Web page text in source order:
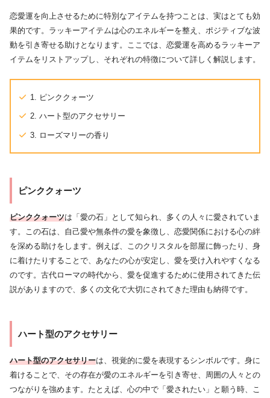
恋愛運を向上させるために特別なアイテムを持つことは、実はとても効
果的です。ラッキーアイテムは心のエネルギーを整え、ポジティブな波
動を引き寄せる助けとなります。ここでは、恋愛運を高めるラッキーア
イテムをリストアップし、それぞれの特徴について詳しく解説します。
1. ピンククォーツ
2. ハート型のアクセサリー
3. ローズマリーの香り
ピンククォーツ
ピンククォーツは「愛の石」として知られ、多くの人々に愛されていま
す。この石は、自己愛や無条件の愛を象徴し、恋愛関係における心の絆
を深める助けをします。例えば、このクリスタルを部屋に飾ったり、身
に着けたりすることで、あなたの心が安定し、愛を受け入れやすくなる
のです。古代ローマの時代から、愛を促進するために使用されてきた伝
説がありますので、多くの文化で大切にされてきた理由も納得です。
ハート型のアクセサリー
ハート型のアクセサリーは、視覚的に愛を表現するシンボルです。身に
着けることで、その存在が愛のエネルギーを引き寄せ、周囲の人々との
つながりを強めます。たとえば、心の中で「愛されたい」と願う時、こ